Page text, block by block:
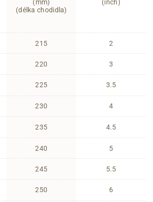
(mm)
(délka chodidla)
215
220
225
230
235
240
245
250
(inch)
2
3
3.5
4
4.5
5
5.5
6